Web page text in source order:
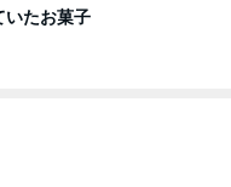
いたお菓子